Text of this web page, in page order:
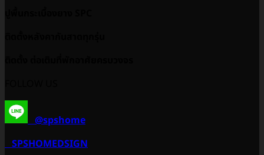
@spshome
SPSHOMEDSIGN